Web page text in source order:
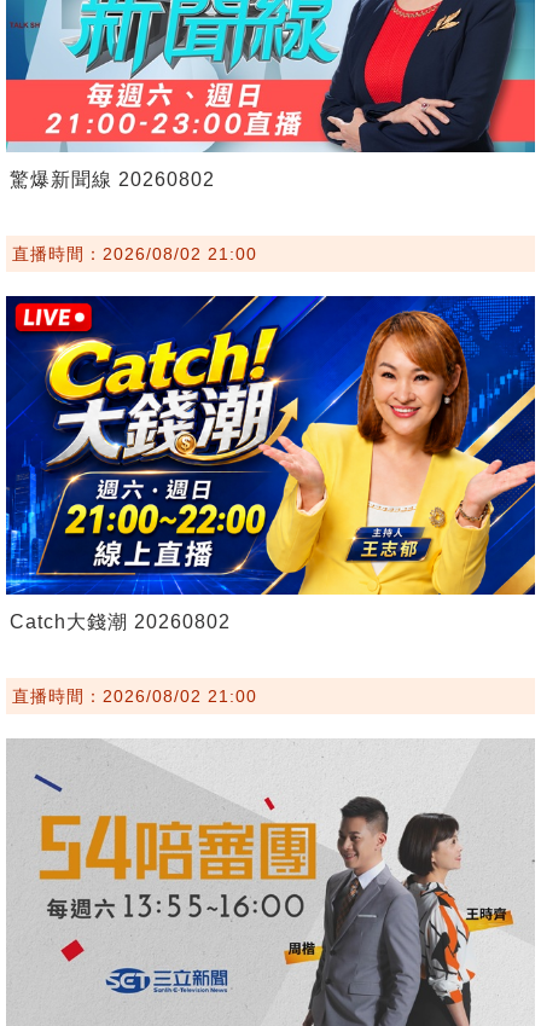
驚爆新聞線 20260802
直播時間：2026/08/02 21:00
Catch大錢潮 20260802
直播時間：2026/08/02 21:00